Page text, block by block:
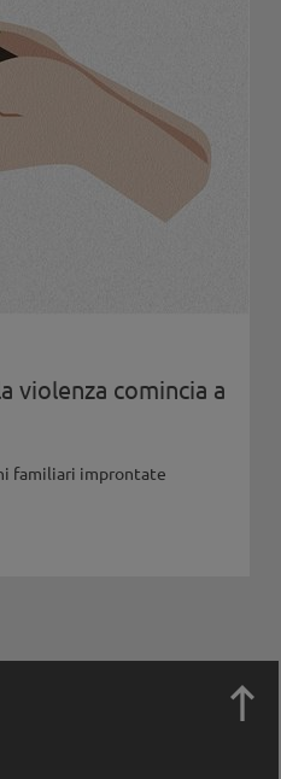
violenza comincia a
familiari improntate
